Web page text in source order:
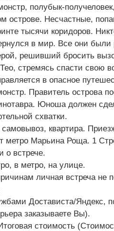
полубык-
острове. Несчастные,
тысячи коридоров.
в мир. Все они
решивший бросить
стремясь спасти свою
в опасное
Правитель острова
Юноша должен
схватки.
квартира.
метро Марьина Роща. 1
о встрече.
в метро, на улице.
личная встреча не
Достависта/Яндекс,
заказываете Вы).
стоимость